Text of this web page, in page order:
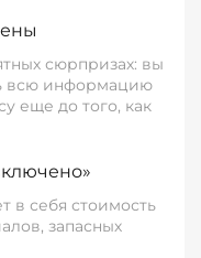
сюрпризах: вы
всю информацию
еще до того, как
в себя стоимость
запасных